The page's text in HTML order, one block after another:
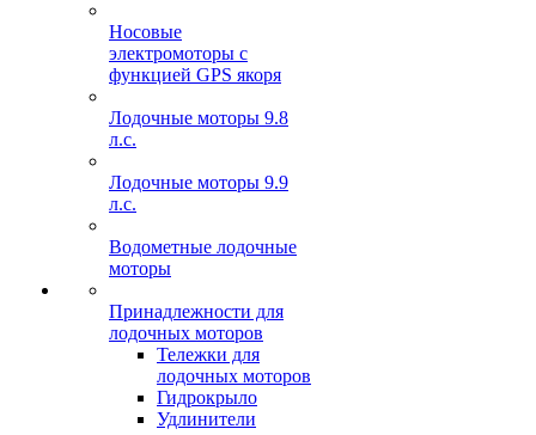
Носовые
электромоторы с
функцией GPS якоря
Лодочные моторы 9.8
л.с.
Лодочные моторы 9.9
л.с.
Водометные лодочные
моторы
Принадлежности для
лодочных моторов
Тележки для
лодочных моторов
Гидрокрыло
Удлинители